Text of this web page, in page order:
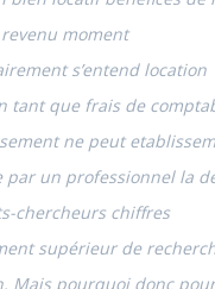
moment
s’entend location
tant que frais de
ne peut
par un professionnel la
chercheurs chiffres
supérieur de
Mais pourquoi donc